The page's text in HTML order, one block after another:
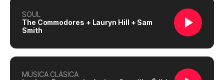
SOUL
The Commodores + Lauryn Hill + Sam
Smith
MÚSICA CLÁSICA